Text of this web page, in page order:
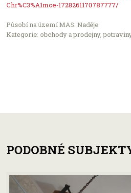
Chr%C3%A1mce-1728261170787777/
Působí na území MAS: Naděje
Kategorie: obchody a prodejny,
PODOBNÉ